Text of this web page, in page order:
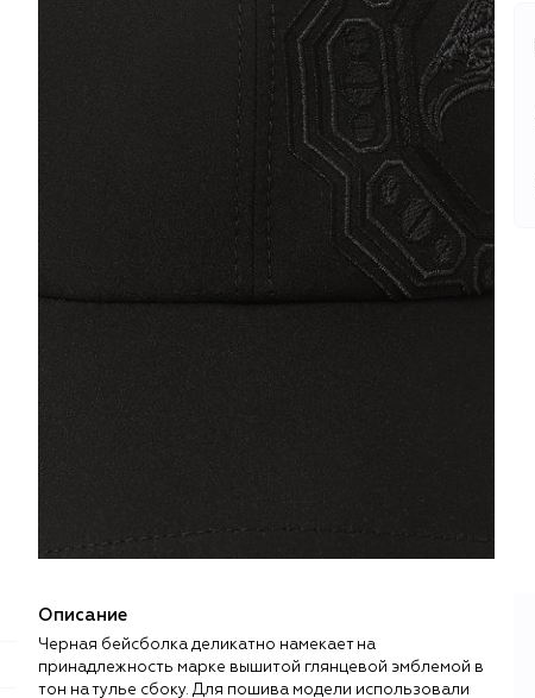
Описание
Черная бейсболка деликатно намекает на
принадлежность марке вышитой глянцевой эмблемой в
тон на тулье сбоку. Для пошива модели использовали